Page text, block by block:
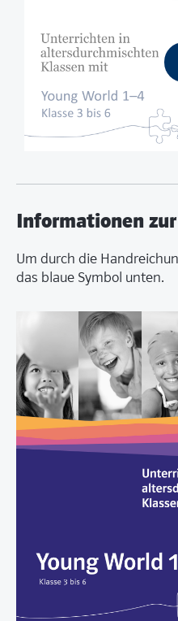
Informationen
Um durch die
das blaue Symbol unten.